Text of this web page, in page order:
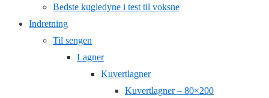
Bedste kugledyne i test til voksne
Indretning
Til sengen
Lagner
Kuvertlagner
Kuvertlagner – 80×200